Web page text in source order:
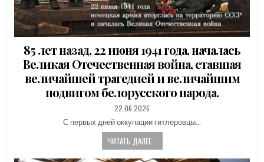
85 лет назад, 22 июня 1941 года, началась
Великая Отечественная война, ставшая
величайшей трагедией и величайшим
подвигом белорусского народа.
PUBLISHED
DATE:
22.06.2026
С первых дней оккупации гитлеровцы…
ЧИТАТЬ ДАЛЕЕ...